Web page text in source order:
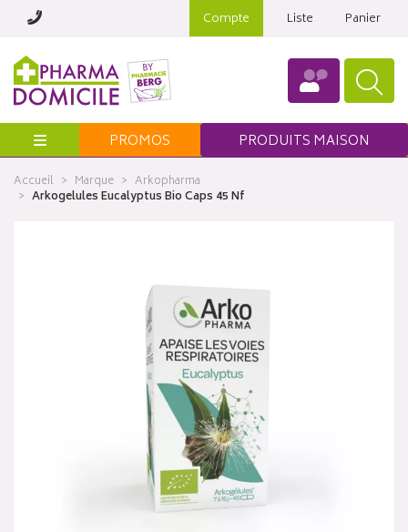
Compte Liste Panier
Menu PROMOS PRODUITS MAISON
Accueil Marque
Arkopharma
Arkogelules Eucalyptus Bio Caps 45 Nf